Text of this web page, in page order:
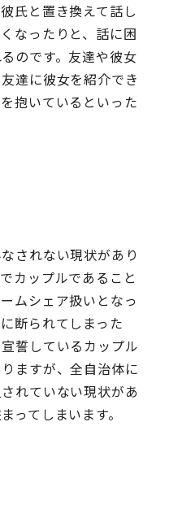
氏と置き換えて話し
なったりと、話に困
のです。友達や彼女
達に彼女を紹介でき
抱いているといった
されない現状があり
カップルであること
ムシェア扱いとなっ
断られてしまった
誓しているカップル
ますが、全自治体に
れていない現状があ
ってしまいます。